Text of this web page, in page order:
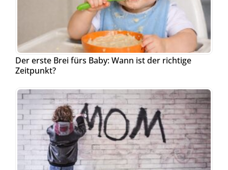
Der erste Brei fürs Baby: Wann ist der richtige
Zeitpunkt?